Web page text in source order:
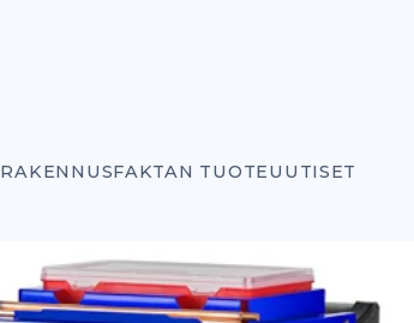
RAKENNUSFAKTAN TUOTEUUTISET